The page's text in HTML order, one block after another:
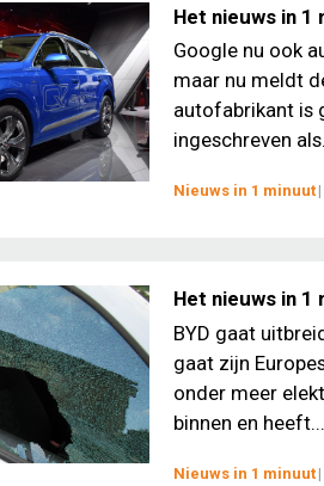
Het nieuws in 1
Google nu ook
maar nu meldt
autofabrikant is
ingeschreven
Nieuws in 1 minuut |
Het nieuws in 1
BYD gaat
gaat zijn
onder meer
binnen en heeft...
Nieuws in 1 minuut |